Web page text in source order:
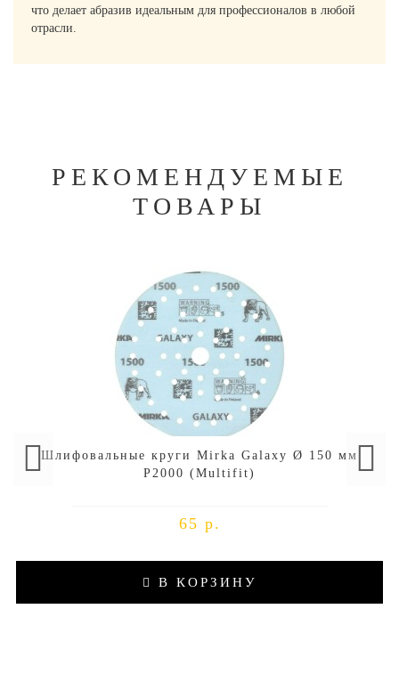
что делает абразив идеальным для профессионалов в любой
отрасли.
РЕКОМЕНДУЕМЫЕ
ТОВАРЫ
Шлифовальные круги Mirka Galaxy Ø 150 мм
P2000 (Multifit)
65 р.
В КОРЗИНУ